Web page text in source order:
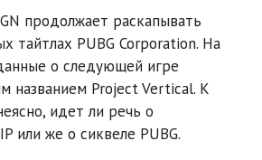
продолжает раскапывать
тайтлах PUBG Corporation. На
о следующей игре
названием Project Vertical. К
идет ли речь о
или же о сиквеле PUBG.